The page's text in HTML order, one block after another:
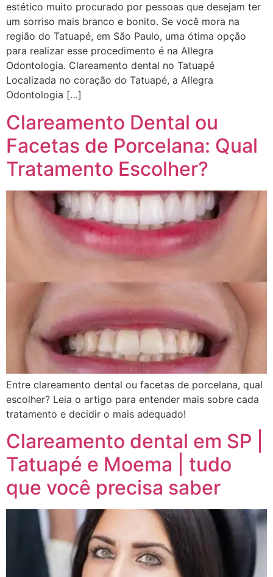
estético muito procurado por pessoas que desejam ter
um sorriso mais branco e bonito. Se você mora na
região do Tatuapé, em São Paulo, uma ótima opção
para realizar esse procedimento é na Allegra
Odontologia. Clareamento dental no Tatuapé
Localizada no coração do Tatuapé, a Allegra
Odontologia […]
Clareamento Dental ou
Facetas de Porcelana: Qual
Tratamento Escolher?
Entre clareamento dental ou facetas de porcelana, qual
escolher? Leia o artigo para entender mais sobre cada
tratamento e decidir o mais adequado!
Clareamento dental em SP |
Tatuapé e Moema | tudo
que você precisa saber